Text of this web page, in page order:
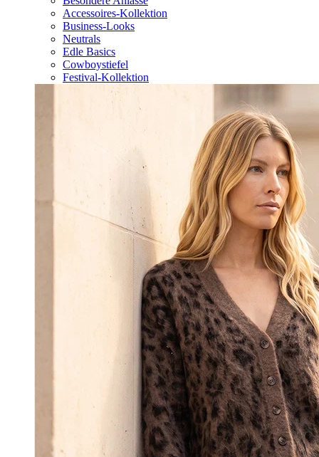
Accessoires-Kollektion
Business-Looks
Neutrals
Edle Basics
Cowboystiefel
Festival-Kollektion